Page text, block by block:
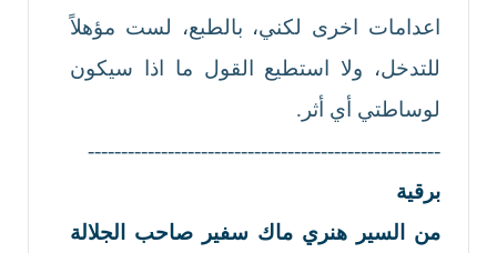
اعدامات اخرى لكني، بالطبع، لست مؤهلاً
للتدخل، ولا استطيع القول ما اذا سيكون
لوساطتي أي أثر.
-----------------------------------------------------
برقية
من السير هنري ماك سفير صاحب الجلالة